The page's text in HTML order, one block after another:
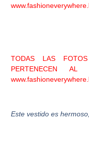
TODAS LAS
PERTENECEN AL
Este vestido es